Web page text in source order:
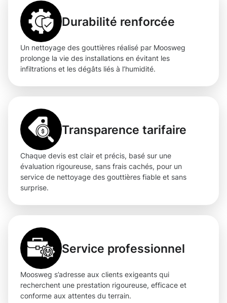
Durabilité renforcée
Un nettoyage des gouttières réalisé par Moosweg
prolonge la vie des installations en évitant les
infiltrations et les dégâts liés à l’humidité.
Transparence tarifaire
Chaque devis est clair et précis, basé sur une
évaluation rigoureuse, sans frais cachés, pour un
service de nettoyage des gouttières fiable et sans
surprise.
Service professionnel
Moosweg s’adresse aux clients exigeants qui
recherchent une prestation rigoureuse, efficace et
conforme aux attentes du terrain.